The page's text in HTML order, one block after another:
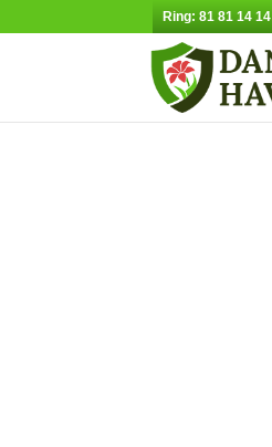
Ring: 81 81 14 14